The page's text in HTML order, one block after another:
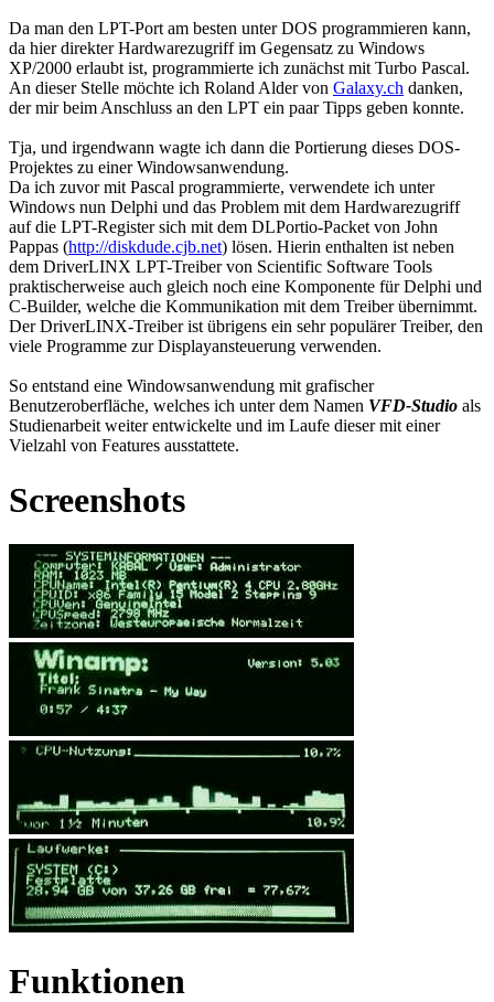
Da man den LPT-Port am besten unter DOS programmieren kann,
da hier direkter Hardwarezugriff im Gegensatz zu Windows
XP/2000 erlaubt ist, programmierte ich zunächst mit Turbo Pascal.
An dieser Stelle möchte ich Roland Alder von Galaxy.ch danken,
der mir beim Anschluss an den LPT ein paar Tipps geben konnte.
Tja, und irgendwann wagte ich dann die Portierung dieses DOS-
Projektes zu einer Windowsanwendung.
Da ich zuvor mit Pascal programmierte, verwendete ich unter
Windows nun Delphi und das Problem mit dem Hardwarezugriff
auf die LPT-Register sich mit dem DLPortio-Packet von John
Pappas (http://diskdude.cjb.net) lösen. Hierin enthalten ist neben
dem DriverLINX LPT-Treiber von Scientific Software Tools
praktischerweise auch gleich noch eine Komponente für Delphi und
C-Builder, welche die Kommunikation mit dem Treiber übernimmt.
Der DriverLINX-Treiber ist übrigens ein sehr populärer Treiber, den
viele Programme zur Displayansteuerung verwenden.
So entstand eine Windowsanwendung mit grafischer
Benutzeroberfläche, welches ich unter dem Namen VFD-Studio als
Studienarbeit weiter entwickelte und im Laufe dieser mit einer
Vielzahl von Features ausstattete.
Screenshots
Funktionen